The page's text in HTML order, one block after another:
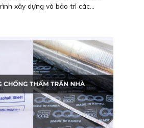
xây dựng và bảo trì các...